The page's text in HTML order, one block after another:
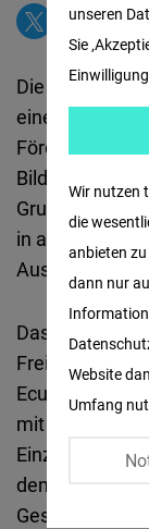
Die Friedrich-
eine deutsche
Förderung
Bildung
Grundsätze
in allen
Ausland zu
Das
Ecuador,
mit
Gesellschaften
Wir nutzen
die
anbieten
dann nur
Website
Umfang
unseren
Sie
Embed
Twitter
Embed